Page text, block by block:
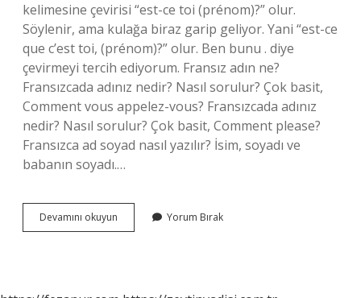
kelimesine çevirisi “est-ce toi (prénom)?” olur.
Söylenir, ama kulağa biraz garip geliyor. Yani “est-ce
que c’est toi, (prénom)?” olur. Ben bunu . diye
çevirmeyi tercih ediyorum. Fransız adın ne?
Fransızcada adınız nedir? Nasıl sorulur? Çok basit,
Comment vous appelez-vous? Fransızcada adınız
nedir? Nasıl sorulur? Çok basit, Comment please?
Fransızca ad soyad nasıl yazılır? İsim, soyadı ve
babanın soyadı.…
Devamını okuyun Fransızca
Ad
Yorum Bırak